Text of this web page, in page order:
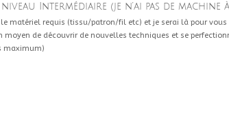
Intermédiaire (je n’ai pas de machine
le matériel requis (tissu/patron/fil etc) et je serai là pour
de découvrir de nouvelles techniques et se
maximum)